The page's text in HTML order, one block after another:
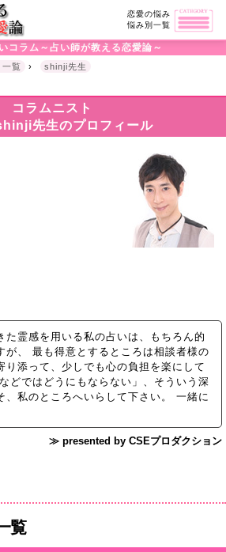
恋愛の悩み
悩み別一覧
コラム～占い師が教える恋愛論～
一覧 › shinji先生
コラムニスト
先生のプロフィール
た霊感を用いる私の占いは、もちろん的
が、 最も得意とするところは相談者様の
り添って、少しでも心の負担を楽にして
どではどうにもならない」、そういう深
、私のところへいらして下さい。 一緒に
≫ presented by CSEプロダクション
覧